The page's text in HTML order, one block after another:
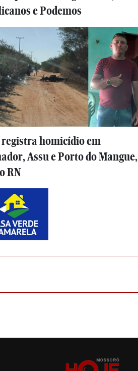
e Podemos
homicídio em
Assu e Porto do Mangue,
RN